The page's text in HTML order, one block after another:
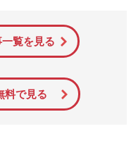
覧を見る
料で見る